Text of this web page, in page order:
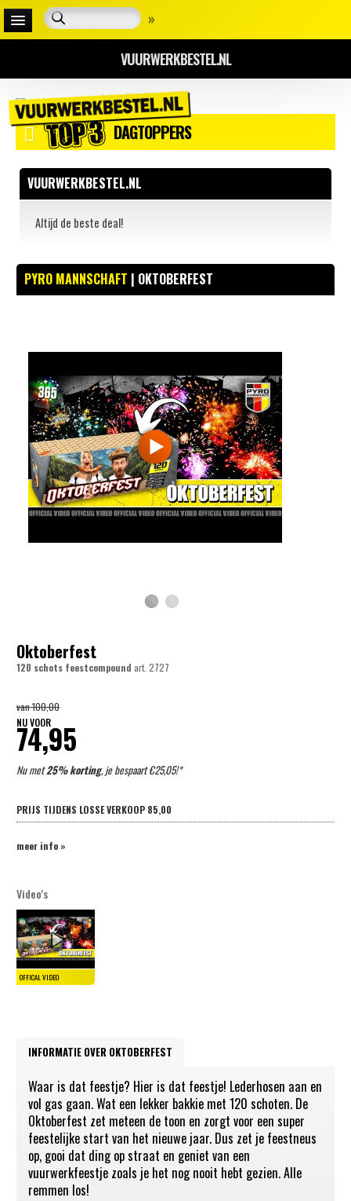
»
VUURWERKBESTEL.NL
DAGTOPPERS
VUURWERKBESTEL.NL
Altijd de beste deal!
PYRO MANNSCHAFT | OKTOBERFEST
Oktoberfest
120 schots feestcompound art. 2727
van100,00
NU VOOR
74,95
Nu met25% korting, je bespaart €25,05!*
PRIJS TIJDENS LOSSE VERKOOP 85,00
meer info »
Video's
INFORMATIE OVER OKTOBERFEST
Waar is dat feestje? Hier is dat feestje! Lederhosen aan en
vol gas gaan. Wat een lekker bakkie met 120 schoten. De
Oktoberfest zet meteen de toon en zorgt voor een super
feestelijke start van het nieuwe jaar. Dus zet je feestneus
op, gooi dat ding op straat en geniet van een
vuurwerkfeestje zoals je het nog nooit hebt gezien. Alle
remmen los!